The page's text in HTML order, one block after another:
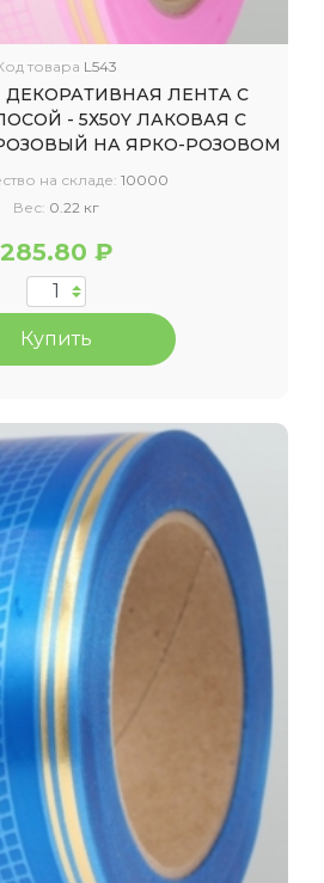
товара L543
ЛЕНТА С
- 5Х50Y ЛАКОВАЯ C
НА ЯРКО-РОЗОВОМ
на складе: 10000
Вес: 0.22 кг
285.80 ₽
Купить